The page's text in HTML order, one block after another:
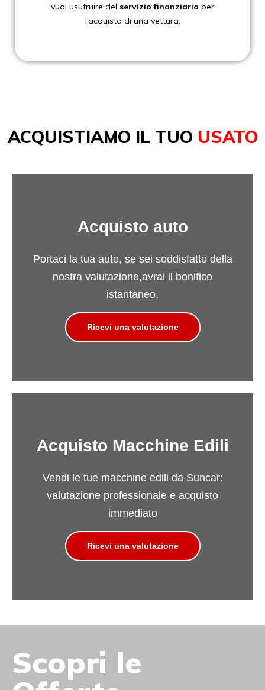
vuoi usufruire del servizio finanziario per
l’acquisto di una vettura.
ACQUISTIAMO IL TUO USATO
Acquisto auto
Portaci la tua auto, se sei soddisfatto della
nostra valutazione,avrai il bonifico
istantaneo.
Ricevi una valutazione
Acquisto Macchine Edili
Vendi le tue macchine edili da Suncar:
valutazione professionale e acquisto
immediato
Ricevi una valutazione
Scopri le